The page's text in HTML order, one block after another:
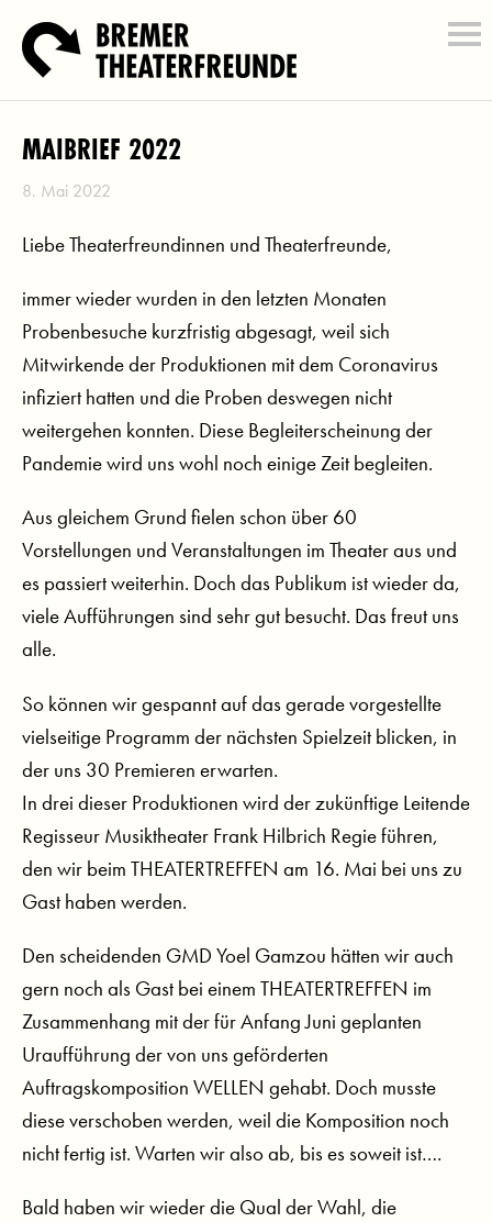
MAIBRIEF 2022
8. Mai 2022
Liebe Theaterfreundinnen und Theaterfreunde,
immer wieder wurden in den letzten Monaten
Probenbesuche kurzfristig abgesagt, weil sich
Mitwirkende der Produktionen mit dem Coronavirus
infiziert hatten und die Proben deswegen nicht
weitergehen konnten. Diese Begleiterscheinung der
Pandemie wird uns wohl noch einige Zeit begleiten.
Aus gleichem Grund fielen schon über 60
Vorstellungen und Veranstaltungen im Theater aus und
es passiert weiterhin. Doch das Publikum ist wieder da,
viele Aufführungen sind sehr gut besucht. Das freut uns
alle.
So können wir gespannt auf das gerade vorgestellte
vielseitige Programm der nächsten Spielzeit blicken, in
der uns 30 Premieren erwarten.
In drei dieser Produktionen wird der zukünftige Leitende
Regisseur Musiktheater Frank Hilbrich Regie führen,
den wir beim THEATERTREFFEN am 16. Mai bei uns zu
Gast haben werden.
Den scheidenden GMD Yoel Gamzou hätten wir auch
gern noch als Gast bei einem THEATERTREFFEN im
Zusammenhang mit der für Anfang Juni geplanten
Uraufführung der von uns geförderten
Auftragskomposition WELLEN gehabt. Doch musste
diese verschoben werden, weil die Komposition noch
nicht fertig ist. Warten wir also ab, bis es soweit ist….
Bald haben wir wieder die Qual der Wahl, die